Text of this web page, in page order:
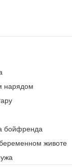
нарядом
бойфренда
животе